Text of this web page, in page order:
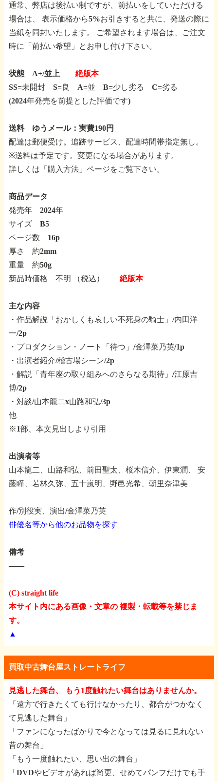
通常、弊店は後払い制ですが、前払いをしていただける
場合は、
表示価格から5%お引きすると共に、発送の際に
当紙を同封いたします。
ご希望されます場合は、ご注文
時に「前払い希望」とお申し付け下さい。
状態 A+/並上
絶版本
SS=未開封 S=良 A=並 B=少し劣る C=劣る
(2024年発売を前提とした評価です)
送料 ゆうメール：実費190円
配達は郵便受け。追跡サービス、配達時間帯指定無し。
※送料は予定です。変更になる場合があります。
詳しくは「購入方法」ページをご覧下さい。
商品データ
発売年 2024年
サイズ B5
ページ数 16p
厚さ 約2mm
重量 約50g
新品時価格 不明 （税込） 絶版本
主な内容
・作品解説「おかしくも哀しい不死身の騎士」/内田洋
一/2p
・プロダクション・ノート「待つ」/金澤菜乃英/1p
・出演者紹介/稽古場シーン/2p
・解説「青年座の取り組みへのさらなる期待」/江原吉
博/2p
・対談/山本龍二x山路和弘/3p
他
※1部、本文見出しより引用
出演者等
山本龍二、山路和弘、前田聖太、桜木信介、伊東潤、
安
藤瞳、若林久弥、五十嵐明、野邑光希、朝里奈津美
作/別役実、演出/金澤菜乃英
俳優名等から他のお品物を探す
備考
――
(C) straight life
本サイト内にある画像・文章の 複製・転載等を禁じま
す。
▲
買取中古舞台屋ストレートライフ
見逃した舞台、 もう1度触れたい舞台はありませんか。
「遠方で行きたくても行けなかったり、都合がつかなく
て見逃した舞台」
「ファンになったばかりで今となっては見るに見れない
昔の舞台」
「もう一度触れたい、思い出の舞台」
「DVDやビデオがあれば尚更、せめてパンフだけでも手